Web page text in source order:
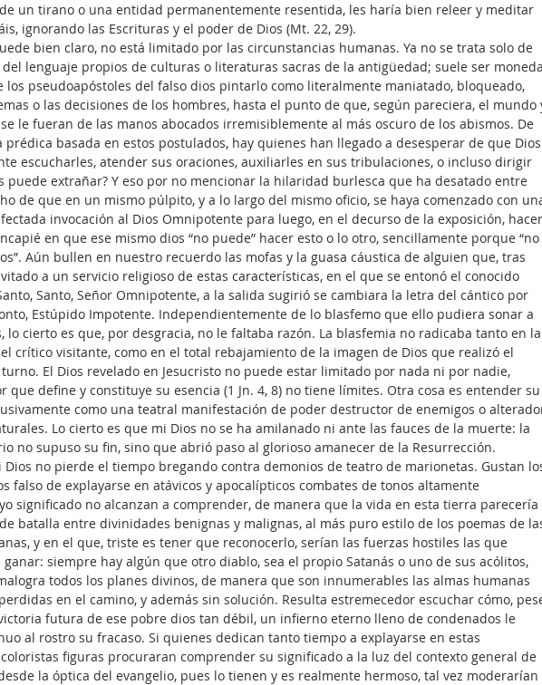
un tirano o una entidad permanentemente resentida, les haría bien releer y meditar
ignorando las Escrituras y el poder de Dios (Mt. 22, 29).
bien claro, no está limitado por las circunstancias humanas. Ya no se trata solo de
lenguaje propios de culturas o literaturas sacras de la antigüedad; suele ser moneda
los pseudoapóstoles del falso dios pintarlo como literalmente maniatado, bloqueado,
o las decisiones de los hombres, hasta el punto de que, según pareciera, el mundo
le fueran de las manos abocados irremisiblemente al más oscuro de los abismos. De
prédica basada en estos postulados, hay quienes han llegado a desesperar de que Dios
escucharles, atender sus oraciones, auxiliarles en sus tribulaciones, o incluso dirigir
puede extrañar? Y eso por no mencionar la hilaridad burlesca que ha desatado entre
de que en un mismo púlpito, y a lo largo del mismo oficio, se haya comenzado con
invocación al Dios Omnipotente para luego, en el decurso de la exposición, hacer
en que ese mismo dios “no puede” hacer esto o lo otro, sencillamente porque “no
Aún bullen en nuestro recuerdo las mofas y la guasa cáustica de alguien que, tras
a un servicio religioso de estas características, en el que se entonó el conocido
Santo, Señor Omnipotente, a la salida sugirió se cambiara la letra del cántico por
Estúpido Impotente. Independientemente de lo blasfemo que ello pudiera sonar a
lo cierto es que, por desgracia, no le faltaba razón. La blasfemia no radicaba tanto en la
crítico visitante, como en el total rebajamiento de la imagen de Dios que realizó el
El Dios revelado en Jesucristo no puede estar limitado por nada ni por nadie,
que define y constituye su esencia (1 Jn. 4, 8) no tiene límites. Otra cosa es entender su
como una teatral manifestación de poder destructor de enemigos o
Lo cierto es que mi Dios no se ha amilanado ni ante las fauces de la muerte: la
no supuso su fin, sino que abrió paso al glorioso amanecer de la Resurrección.
Dios no pierde el tiempo bregando contra demonios de teatro de marionetas. Gustan
falso de explayarse en atávicos y apocalípticos combates de tonos altamente
significado no alcanzan a comprender, de manera que la vida en esta tierra parecería
batalla entre divinidades benignas y malignas, al más puro estilo de los poemas de
y en el que, triste es tener que reconocerlo, serían las fuerzas hostiles las que
siempre hay algún que otro diablo, sea el propio Satanás o uno de sus acólitos,
todos los planes divinos, de manera que son innumerables las almas humanas
en el camino, y además sin solución. Resulta estremecedor escuchar cómo,
futura de ese pobre dios tan débil, un infierno eterno lleno de condenados le
al rostro su fracaso. Si quienes dedican tanto tiempo a explayarse en estas
figuras procuraran comprender su significado a la luz del contexto general de
la óptica del evangelio, pues lo tienen y es realmente hermoso, tal vez moderarían